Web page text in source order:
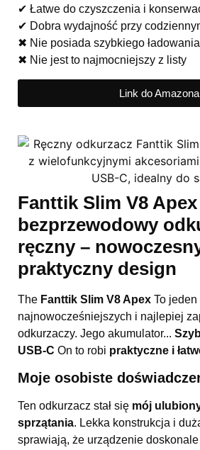
✔ Łatwe do czyszczenia i
✔ Dobra wydajność przy
✖ Nie posiada szybkiego ładowania
✖ Nie jest to najmocniejszy z listy
Link do Amazona
Fanttik Slim V8 Apex
bezprzewodowy
ręczny –
praktyczny design
The Fanttik Slim V8 Apex To jeden
najnowocześniejszych i najlepiej
odkurzaczy. Jego akumulator...
USB-C On to robi praktyczne i
Moje osobiste
Ten odkurzacz stał się mój
sprzątania. Lekka konstrukcja i
sprawiają, że urządzenie